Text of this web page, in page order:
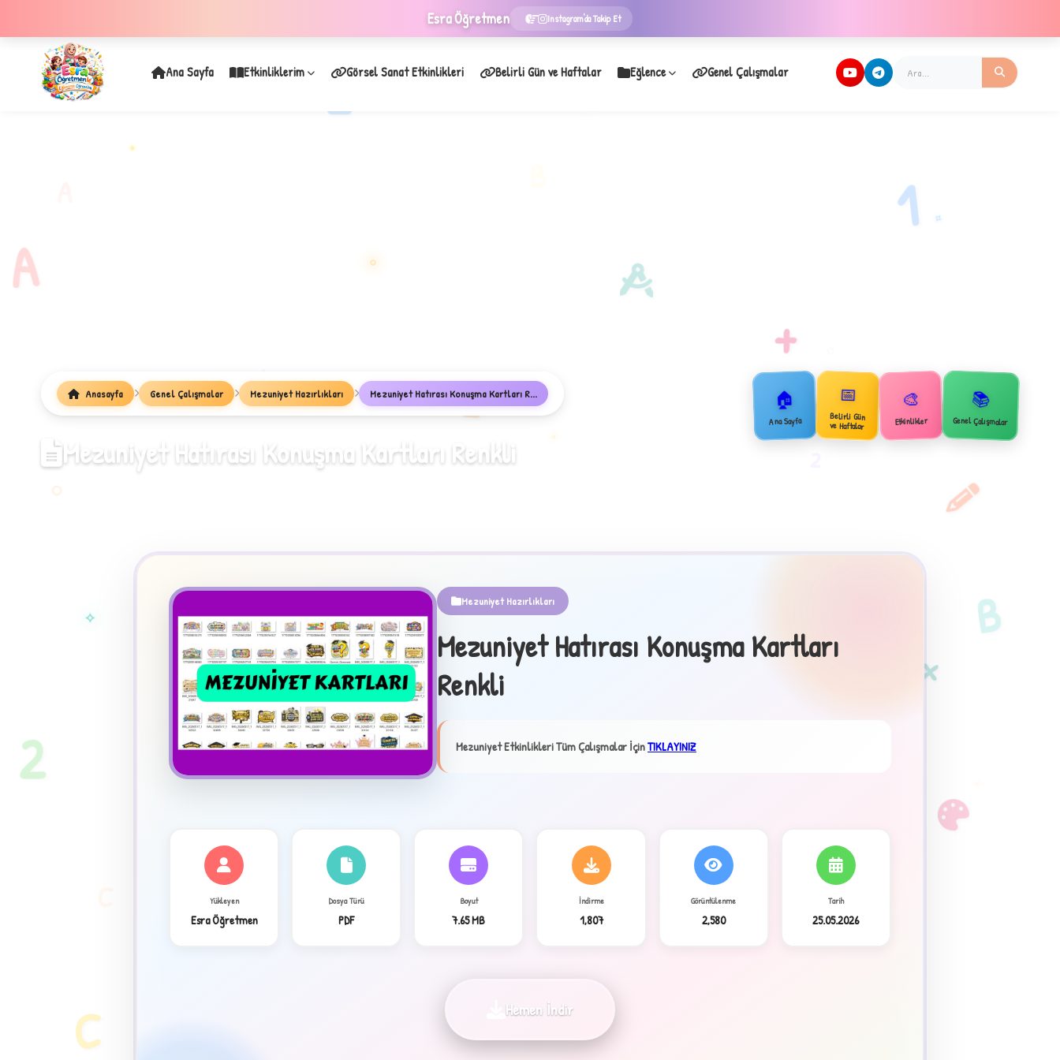
EsraÖğretmen Instagram'da Takip Et
1
✦
✧
✧
Ana Sayfa Etkinliklerim Görsel Sanat Etkinlikleri Belirli Gün ve Haftalar Eğlence Genel Çalışmalar
Anasayfa Genel Çalışmalar Mezuniyet Hazırlıkları Mezuniyet Hatırası Konuşma Kartları R...
Mezuniyet Hatırası Konuşma Kartları Renkli
🏠
Ana Sayfa
📅
Belirli Gün
ve Haftalar
🎨
Etkinlikler
📚
Genel Çalışmalar
Mezuniyet Hazırlıkları
Mezuniyet Hatırası Konuşma Kartları
Renkli
Mezuniyet Etkinlikleri Tüm Çalışmalar İçinTIKLAYINIZ
Yükleyen
Esra Öğretmen
Dosya Türü
PDF
Boyut
7.65 MB
İndirme
1,807
Görüntülenme
2,580
Tarih
25.05.2026
Hemen İndir
A
B
C
E
1
2
+
×